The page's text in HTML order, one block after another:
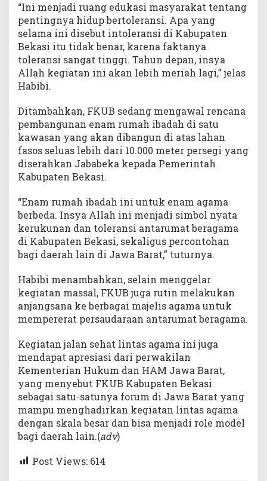
“Ini menjadi ruang edukasi masyarakat tentang
pentingnya hidup bertoleransi. Apa yang
selama ini disebut intoleransi di Kabupaten
Bekasi itu tidak benar, karena faktanya
toleransi sangat tinggi. Tahun depan, insya
Allah kegiatan ini akan lebih meriah lagi,” jelas
Habibi.
Ditambahkan, FKUB sedang mengawal rencana
pembangunan enam rumah ibadah di satu
kawasan yang akan dibangun di atas lahan
fasos seluas lebih dari 10.000 meter persegi yang
diserahkan Jababeka kepada Pemerintah
Kabupaten Bekasi.
“Enam rumah ibadah ini untuk enam agama
berbeda. Insya Allah ini menjadi simbol nyata
kerukunan dan toleransi antarumat beragama
di Kabupaten Bekasi, sekaligus percontohan
bagi daerah lain di Jawa Barat,” tuturnya.
Habibi menambahkan, selain menggelar
kegiatan massal, FKUB juga rutin melakukan
anjangsana ke berbagai majelis agama untuk
mempererat persaudaraan antarumat beragama.
Kegiatan jalan sehat lintas agama ini juga
mendapat apresiasi dari perwakilan
Kementerian Hukum dan HAM Jawa Barat,
yang menyebut FKUB Kabupaten Bekasi
sebagai satu-satunya forum di Jawa Barat yang
mampu menghadirkan kegiatan lintas agama
dengan skala besar dan bisa menjadi role model
bagi daerah lain.(adv)
Post Views: 614